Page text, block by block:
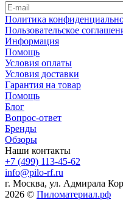
Политика
Пользовательское
Информация
Помощь
Условия оплаты
Условия доставки
Гарантия на товар
Помощь
Блог
Вопрос-ответ
Бренды
Обзоры
Наши контакты
+7 (499) 113-45-62
info@pilo-rf.ru
г. Москва, ул. Адмирала
2026 © Пиломатериал.рф